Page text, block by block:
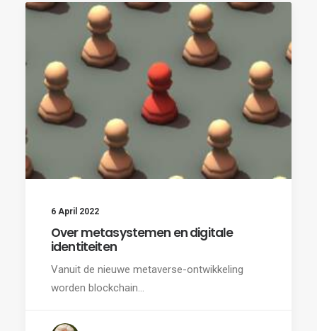
6 April 2022
Over metasystemen en digitale
identiteiten
Vanuit de nieuwe metaverse-ontwikkeling
worden blockchain…